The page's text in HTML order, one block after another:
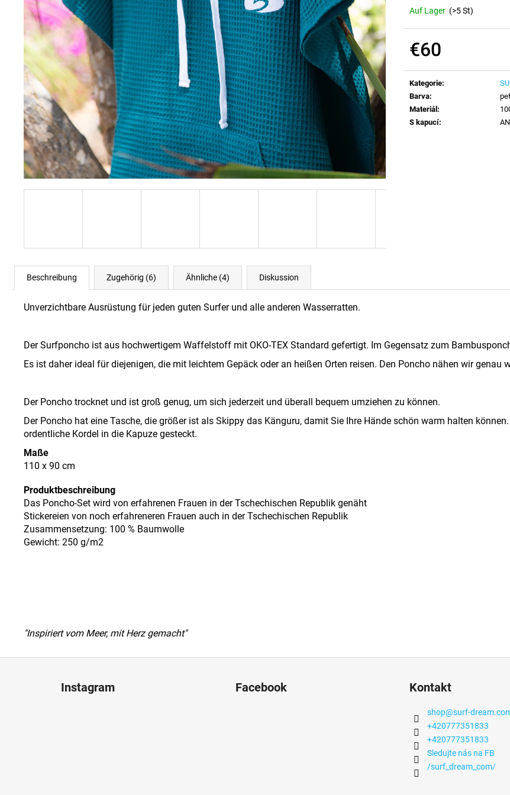
Auf Lager (>5 St)
€60
Kategorie:
Barva:
Materiál:
S kapucí:
Beschreibung Zugehörig (6) Ähnliche (4) Diskussion
Unverzichtbare Ausrüstung für jeden guten Surfer und alle anderen Wasserratten.
Der Surfponcho ist aus hochwertigem Waffelstoff mit OKO-TEX Standard gefertigt. Im Gegensatz zum
Es ist daher ideal für diejenigen, die mit leichtem Gepäck oder an heißen Orten reisen. Den Poncho nähen wir
Der Poncho trocknet und ist groß genug, um sich jederzeit und überall bequem umziehen zu können.
Der Poncho hat eine Tasche, die größer ist als Skippy das Känguru, damit Sie Ihre Hände schön warm halten
ordentliche Kordel in die Kapuze gesteckt.
Maße
110 x 90 cm
Produktbeschreibung
Das Poncho-Set wird von erfahrenen Frauen in der Tschechischen Republik genäht
Stickereien von noch erfahreneren Frauen auch in der Tschechischen Republik
Zusammensetzung: 100 % Baumwolle
Gewicht: 250 g/m2
"Inspiriert vom Meer, mit Herz gemacht"
Instagram Facebook Kontakt
shop@surf-
+420777351833
+420777351833
Sledujte nás na FB
/surf_dream_com/